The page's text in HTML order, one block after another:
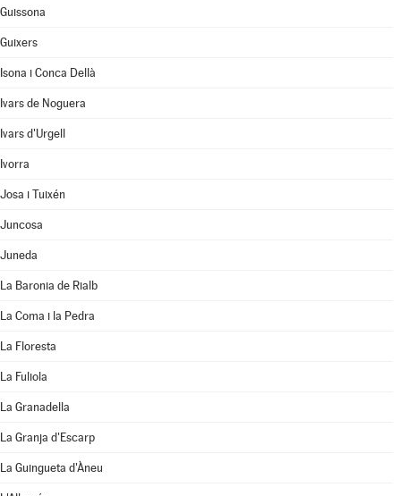
Guissona
Guixers
Isona i Conca Dellà
Ivars de Noguera
Ivars d'Urgell
Ivorra
Josa i Tuixén
Juncosa
Juneda
La Baronia de Rialb
La Coma i la Pedra
La Floresta
La Fuliola
La Granadella
La Granja d'Escarp
La Guingueta d'Àneu